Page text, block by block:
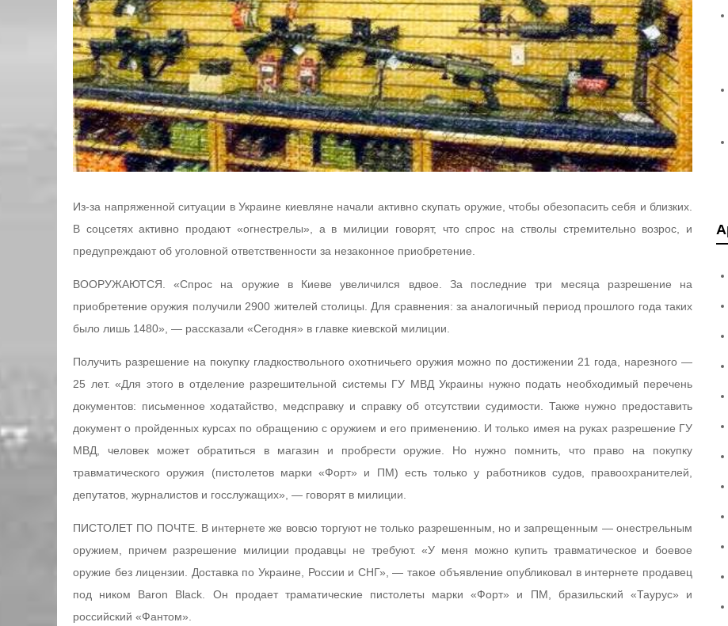
Из-за напряженной ситуации в Украине киевляне начали активно скупать оружие, чтобы обезопасить себя и близких.
В соцсетях активно продают «огнестрелы», а в милиции говорят, что спрос на стволы стремительно возрос, и
предупреждают об уголовной ответственности за незаконное приобретение.
ВООРУЖАЮТСЯ. «Спрос на оружие в Киеве увеличился вдвое. За последние три месяца разрешение на
приобретение оружия получили 2900 жителей столицы. Для сравнения: за аналогичный период прошлого года таких
было лишь 1480», — рассказали «Сегодня» в главке киевской милиции.
Получить разрешение на покупку гладкоствольного охотничьего оружия можно по достижении 21 года, нарезного —
25 лет. «Для этого в отделение разрешительной системы ГУ МВД Украины нужно подать необходимый перечень
документов: письменное ходатайство, медсправку и справку об отсутствии судимости. Также нужно предоставить
документ о пройденных курсах по обращению с оружием и его применению. И только имея на руках разрешение ГУ
МВД, человек может обратиться в магазин и пробрести оружие. Но нужно помнить, что право на покупку
травматического оружия (пистолетов марки «Форт» и ПМ) есть только у работников судов, правоохранителей,
депутатов, журналистов и госслужащих», — говорят в милиции.
ПИСТОЛЕТ ПО ПОЧТЕ. В интернете же вовсю торгуют не только разрешенным, но и запрещенным — онестрельным
оружием, причем разрешение милиции продавцы не требуют. «У меня можно купить травматическое и боевое
оружие без лицензии. Доставка по Украине, России и СНГ», — такое объявление опубликовал в интернете продавец
под ником Baron Black. Он продает траматические пистолеты марки «Форт» и ПМ, бразильский «Таурус» и
российский «Фантом».